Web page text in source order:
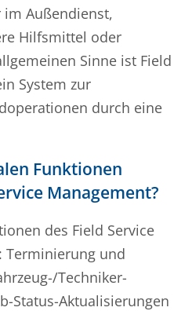
Außendienst,
Hilfsmittel oder
Sinne ist Field
System zur
durch eine
Funktionen
Management?
des Field Service
Terminierung und
Techniker-
Status-Aktualisierungen